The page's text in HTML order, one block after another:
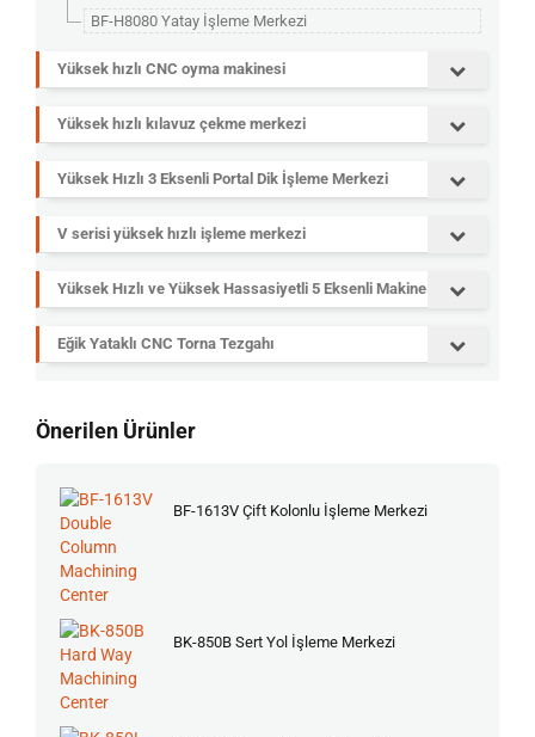
BF-H8080 Yatay İşleme Merkezi
Yüksek hızlı CNC oyma makinesi
Yüksek hızlı kılavuz çekme merkezi
Yüksek Hızlı 3 Eksenli Portal Dik İşleme Merkezi
V serisi yüksek hızlı işleme merkezi
Yüksek Hızlı ve Yüksek Hassasiyetli 5 Eksenli Makine
Eğik Yataklı CNC Torna Tezgahı
Önerilen Ürünler
BF-1613V Çift Kolonlu İşleme Merkezi
BK-850B Sert Yol İşleme Merkezi